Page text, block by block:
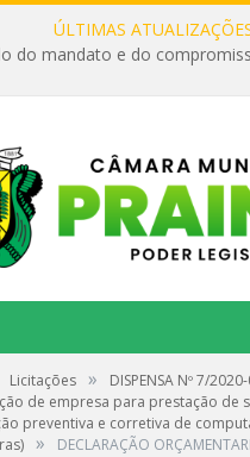
ÚLTIMAS
Licitações »
DISPENSA Nº 7/
de empresa para prestação de
preventiva e corretiva de
» DECLARAÇÃO